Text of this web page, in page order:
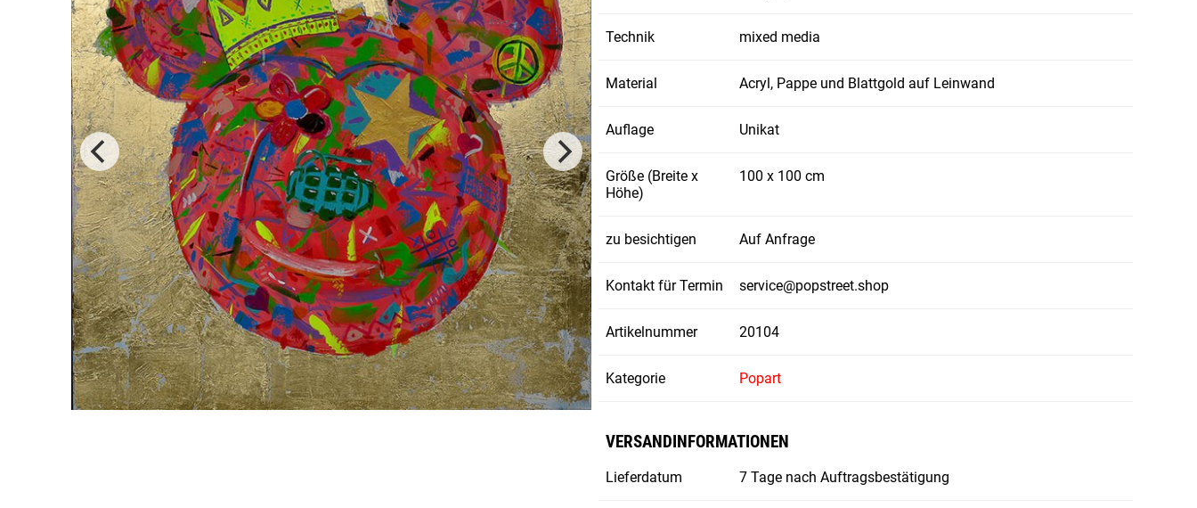
Technik mixed media
Material Acryl, Pappe und Blattgold auf Leinwand
Auflage Unikat
Größe (Breite x
Höhe)
100 x 100 cm
zu besichtigen Auf Anfrage
Kontakt für Termin service@popstreet.shop
Artikelnummer 20104
Kategorie Popart
VERSANDINFORMATIONEN
Lieferdatum 7 Tage nach Auftragsbestätigung